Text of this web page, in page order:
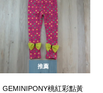
推薦
GEMINIPONY桃紅彩點黃